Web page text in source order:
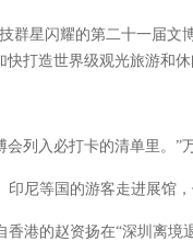
星闪耀的第二十一届文
打造世界级观光旅游和休
入必打卡的清单里。”
尼等国的游客走进展馆
的赵资扬在“深圳离境退